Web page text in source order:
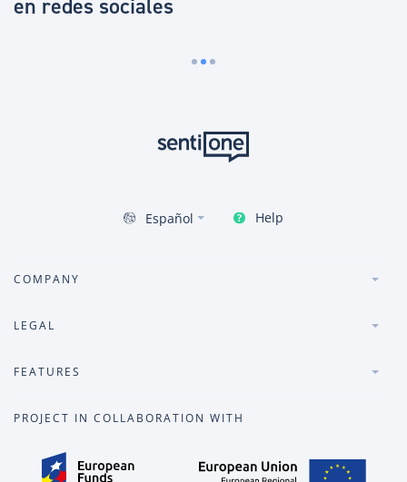
en redes sociales
Español Help
COMPANY
LEGAL
FEATURES
PROJECT IN COLLABORATION WITH